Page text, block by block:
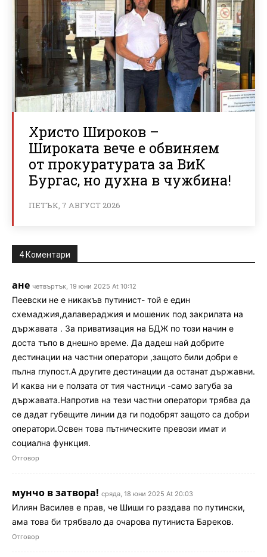
Христо Широков –
Широката вече е обвиняем
от прокуратурата за ВиК
Бургас, но духна в чужбина!
ПЕТЪК, 7 АВГУСТ 2026
4 Коментари
ане четвъртък, 19 юни 2025 At 10:12
Пеевски не е никакъв путинист- той е един
схемаджия,далавераджия и мошеник под закрилата на
държавата . За приватизация на БДЖ по този начин е
доста тъпо в днешно време. Да дадеш най добрите
дестинации на частни оператори ,защото били добри е
пълна глупост.А другите дестинации да останат държавни.
И каква ни е ползата от тия частници -само загуба за
държавата.Напротив на тези частни оператори трябва да
се дадат губещите линии да ги подобрят защото са добри
оператори.Освен това пътническите превози имат и
социална функция.
Отговор
мунчо в затвора! сряда, 18 юни 2025 At 20:03
Илиян Василев е прав, че Шиши го раздава по путински,
ама това би трябвало да очарова путиниста Бареков.
Отговор